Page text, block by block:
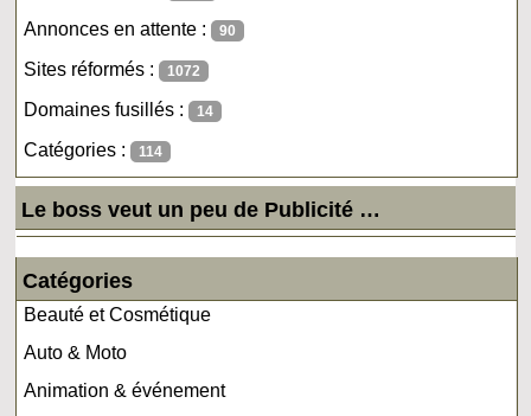
Annonces en attente : 90
Sites réformés : 1072
Domaines fusillés : 14
Catégories : 114
Le boss veut un peu de Publicité …
Catégories
Beauté et Cosmétique
Auto & Moto
Animation & événement